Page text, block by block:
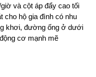
và cột áp đẩy cao tối
cho hộ gia đình có nhu
khơi, đường ống ở dưới
cơ mạnh mẽ